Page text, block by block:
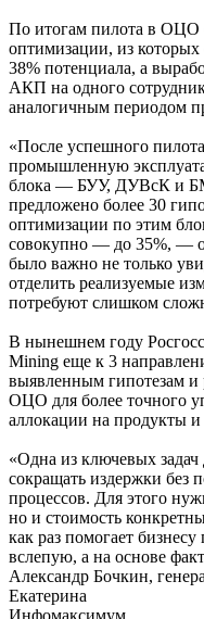
По итогам пилота в ОЦО
оптимизации, из которых
38% потенциала, а
АКП на одного
аналогичным периодом
«После успешного
промышленную
блока — БУУ, ДУВсК и
предложено более 30
оптимизации по этим
совокупно — до 35%, —
было важно не только
отделить реализуемые
потребуют слишком
В нынешнем году
Mining еще к 3
выявленным гипотезам и
ОЦО для более точного
аллокации на продукты
«Одна из ключевых
сокращать издержки без
процессов. Для этого
но и стоимость
как раз помогает
вслепую, а на основе
Александр Бочкин,
Екатерина
Инфомаксимум